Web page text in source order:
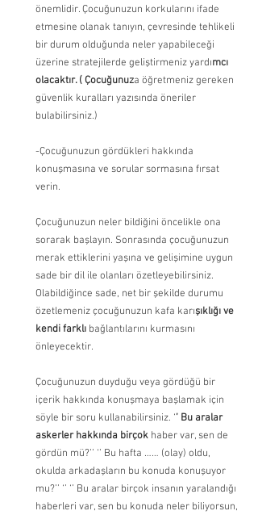
önemlidir. Çocuğunuzun korkularını ifade
etmesine olanak tanıyın, çevresinde tehlikeli
bir durum olduğunda neler yapabileceği
üzerine stratejilerde geliştirmeniz yardımcı
olacaktır. ( Çocuğunuza öğretmeniz gereken
güvenlik kuralları yazısında öneriler
bulabilirsiniz.)
-Çocuğunuzun gördükleri hakkında
konuşmasına ve sorular sormasına fırsat
verin.
Çocuğunuzun neler bildiğini öncelikle ona
sorarak başlayın. Sonrasında çocuğunuzun
merak ettiklerini yaşına ve gelişimine uygun
sade bir dil ile olanları özetleyebilirsiniz.
Olabildiğince sade, net bir şekilde durumu
özetlemeniz çocuğunuzun kafa karışıklığı ve
kendi farklı bağlantılarını kurmasını
önleyecektir.
Çocuğunuzun duyduğu veya gördüğü bir
içerik hakkında konuşmaya başlamak için
söyle bir soru kullanabilirsiniz. ‘’ Bu aralar
askerler hakkında birçok haber var, sen de
gördün mü?’’ ‘’ Bu hafta …… (olay) oldu,
okulda arkadaşların bu konuda konuşuyor
mu?’’ ‘’ ‘’ Bu aralar birçok insanın yaralandığı
haberleri var, sen bu konuda neler biliyorsun,